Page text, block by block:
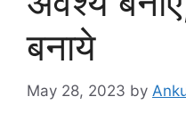
बनाये
May 28, 2023 by